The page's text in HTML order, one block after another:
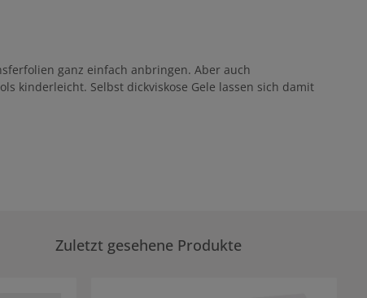
ganz einfach anbringen. Aber auch
kinderleicht. Selbst dickviskose Gele lassen sich damit
Zuletzt gesehene Produkte